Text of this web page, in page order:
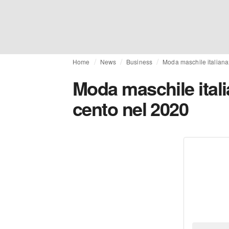
Home News Business Moda maschile
Moda maschile
cento nel 2020